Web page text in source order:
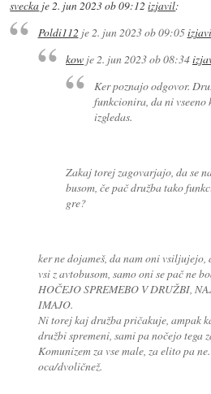
svecka je 2. jun 2023 ob 09:12 izjavil:
Poldi112je2. jun 2023 ob 09:05
kow je2. jun 2023 ob 08:34
Ker poznajo odgovor.
funkcionira, da ni vseeno
izgledas.
Zakaj torej zagovarjajo, da se
busom, če pač družba tako
gre?
ker ne dojameš, da nam oni vsiljujejo,
vsi z avtobusom, samo oni se pač ne
HOČEJO SPREMEBO V DRUŽBI,
IMAJO.
Ni torej kaj družba pričakuje, ampak
družbi spremeni, sami pa nočejo tega
Komunizem za vse male, za elito pa
oca/dvoličnež.